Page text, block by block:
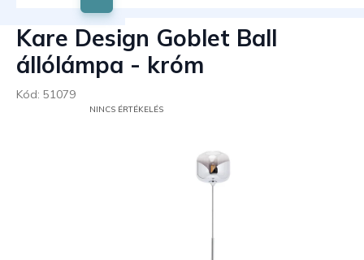
Kare Design Goblet Ball
állólámpa - króm
Kód: 51079
NINCS ÉRTÉKELÉS